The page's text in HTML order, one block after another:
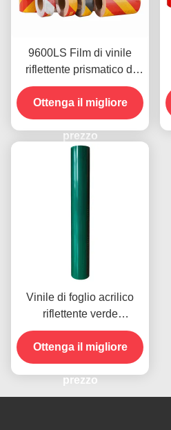
9600LS Film di vinile
riflettente prismatico di
alta intensità
Ottenga il migliore
prezzo
Vinile di foglio acrilico
riflettente verde
permanente per la
sicurezza stradale
Ottenga il migliore
prezzo